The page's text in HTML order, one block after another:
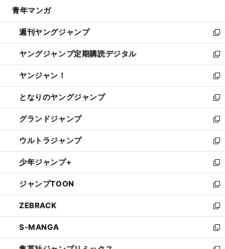
開
く
ウ
で
開
く
ン
ド
ウ
で
開
く
ウ
ィ
ン
ド
ウ
で
開
く
青年マンガ
週刊ヤングジャンプ
新
し
い
ウ
ィ
ン
ド
ウ
で
開
く
ヤングジャンプ定期購読デジタル
新
し
い
ウ
ィ
ン
ド
ウ
で
開
く
ヤンジャン！
新
し
い
ウ
ィ
ン
ド
ウ
で
開
く
となりのヤングジャンプ
新
し
い
ウ
ィ
ン
ド
ウ
で
開
く
グランドジャンプ
新
し
い
ウ
ィ
ン
ド
ウ
で
開
く
ウルトラジャンプ
新
し
い
ウ
ィ
ン
ド
ウ
で
開
少年ジャンプ+
新
し
い
ウ
ィ
ン
ド
ウ
ジャンプTOON
新
し
い
ウ
ィ
ン
ZEBRACK
新
し
い
ウ
S-MANGA
新
し